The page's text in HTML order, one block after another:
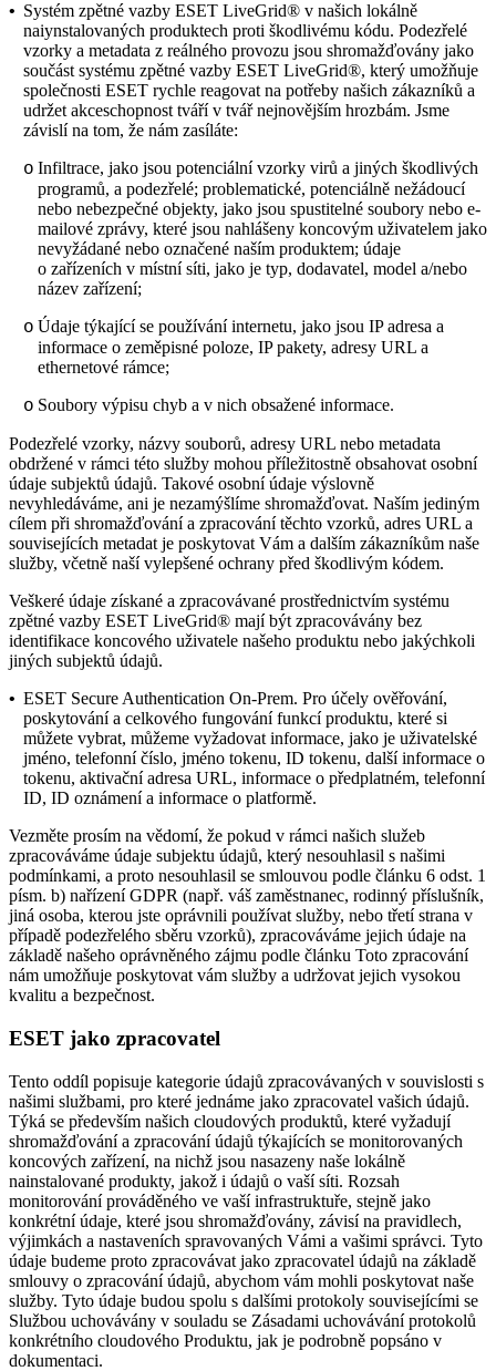
• Systém zpětné vazby ESET LiveGrid® v našich lokálně
naiynstalovaných produktech proti škodlivému kódu. Podezřelé
vzorky a metadata z reálného provozu jsou shromažďovány jako
součást systému zpětné vazby ESET LiveGrid®, který umožňuje
společnosti ESET rychle reagovat na potřeby našich zákazníků a
udržet akceschopnost tváří v tvář nejnovějším hrozbám. Jsme
závislí na tom, že nám zasíláte:
o Infiltrace, jako jsou potenciální vzorky virů a jiných škodlivých
programů, a podezřelé; problematické, potenciálně nežádoucí
nebo nebezpečné objekty, jako jsou spustitelné soubory nebo e-
mailové zprávy, které jsou nahlášeny koncovým uživatelem jako
nevyžádané nebo označené naším produktem; údaje
o zařízeních v místní síti, jako je typ, dodavatel, model a/nebo
název zařízení;
o Údaje týkající se používání internetu, jako jsou IP adresa a
informace o zeměpisné poloze, IP pakety, adresy URL a
ethernetové rámce;
o Soubory výpisu chyb a v nich obsažené informace.
Podezřelé vzorky, názvy souborů, adresy URL nebo metadata
obdržené v rámci této služby mohou příležitostně obsahovat osobní
údaje subjektů údajů. Takové osobní údaje výslovně
nevyhledáváme, ani je nezamýšlíme shromažďovat. Naším jediným
cílem při shromažďování a zpracování těchto vzorků, adres URL a
souvisejících metadat je poskytovat Vám a dalším zákazníkům naše
služby, včetně naší vylepšené ochrany před škodlivým kódem.
Veškeré údaje získané a zpracovávané prostřednictvím systému
zpětné vazby ESET LiveGrid® mají být zpracovávány bez
identifikace koncového uživatele našeho produktu nebo jakýchkoli
jiných subjektů údajů.
• ESET Secure Authentication On-Prem. Pro účely ověřování,
poskytování a celkového fungování funkcí produktu, které si
můžete vybrat, můžeme vyžadovat informace, jako je uživatelské
jméno, telefonní číslo, jméno tokenu, ID tokenu, další informace o
tokenu, aktivační adresa URL, informace o předplatném, telefonní
ID, ID oznámení a informace o platformě.
Vezměte prosím na vědomí, že pokud v rámci našich služeb
zpracováváme údaje subjektu údajů, který nesouhlasil s našimi
podmínkami, a proto nesouhlasil se smlouvou podle článku 6 odst. 1
písm. b) nařízení GDPR (např. váš zaměstnanec, rodinný příslušník,
jiná osoba, kterou jste oprávnili používat služby, nebo třetí strana v
případě podezřelého sběru vzorků), zpracováváme jejich údaje na
základě našeho oprávněného zájmu podle článku Toto zpracování
nám umožňuje poskytovat vám služby a udržovat jejich vysokou
kvalitu a bezpečnost.
ESET jako zpracovatel
Tento oddíl popisuje kategorie údajů zpracovávaných v souvislosti s
našimi službami, pro které jednáme jako zpracovatel vašich údajů.
Týká se především našich cloudových produktů, které vyžadují
shromažďování a zpracování údajů týkajících se monitorovaných
koncových zařízení, na nichž jsou nasazeny naše lokálně
nainstalované produkty, jakož i údajů o vaší síti. Rozsah
monitorování prováděného ve vaší infrastruktuře, stejně jako
konkrétní údaje, které jsou shromažďovány, závisí na pravidlech,
výjimkách a nastaveních spravovaných Vámi a vašimi správci. Tyto
údaje budeme proto zpracovávat jako zpracovatel údajů na základě
smlouvy o zpracování údajů, abychom vám mohli poskytovat naše
služby. Tyto údaje budou spolu s dalšími protokoly souvisejícími se
Službou uchovávány v souladu se Zásadami uchovávání protokolů
konkrétního cloudového Produktu, jak je podrobně popsáno v
dokumentaci.